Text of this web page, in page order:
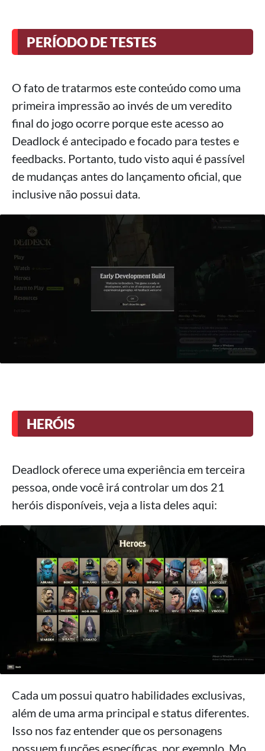
PERÍODO DE TESTES
O fato de tratarmos este conteúdo como uma
primeira impressão ao invés de um veredito
final do jogo ocorre porque este acesso ao
Deadlock é antecipado e focado para testes e
feedbacks. Portanto, tudo visto aqui é passível
de mudanças antes do lançamento oficial, que
inclusive não possui data.
HERÓIS
Deadlock oferece uma experiência em terceira
pessoa, onde você irá controlar um dos 21
heróis disponíveis, veja a lista deles aqui:
Cada um possui quatro habilidades exclusivas,
além de uma arma principal e status diferentes.
Isso nos faz entender que os personagens